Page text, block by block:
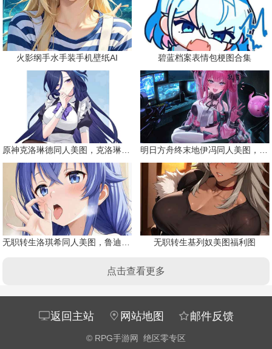
火影纲手水手装手机壁纸AI 碧蓝档案表情包梗图合集
无职转生基列奴美图福利图
点击查看更多
返回主站 网站地图 邮件反馈
© RPG手游网 绝区零专区